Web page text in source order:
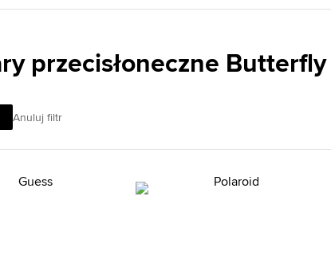
przecisłoneczne Butterfly
Anuluj filtr